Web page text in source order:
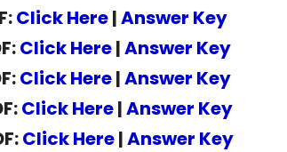
Click Here|Answer Key
Click Here|Answer Key
Click Here|Answer Key
Click Here|Answer Key
Click Here|Answer Key